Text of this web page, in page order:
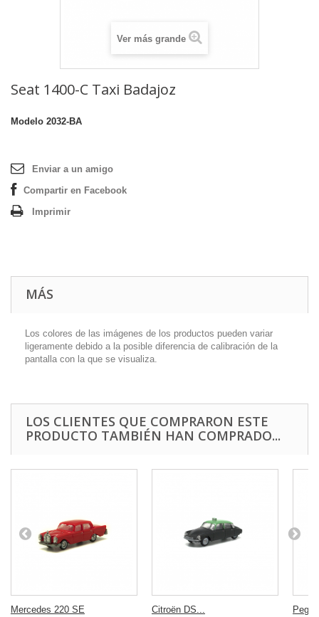
Ver más grande
Seat 1400-C Taxi Badajoz
Modelo 2032-BA
Enviar a un amigo
Compartir en Facebook
Imprimir
MÁS
Los colores de las imágenes de los productos pueden variar
ligeramente debido a la posible diferencia de calibración de la
pantalla con la que se visualiza.
LOS CLIENTES QUE COMPRARON ESTE
PRODUCTO TAMBIÉN HAN COMPRADO...
Mercedes 220 SE Citroën DS...